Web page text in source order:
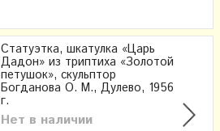
Статуэтка, шкатулка «Царь
Дадон» из триптиха «Золотой
петушок», скульптор
Богданова О. М., Дулево, 1956
г.
Нет в наличии